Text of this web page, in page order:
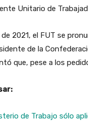
Unitario de
de 2021, el FUT se
de la
que, pese a los
de Trabajo sólo